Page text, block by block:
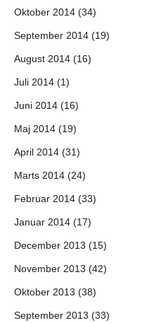
Oktober 2014 (34)
September 2014 (19)
August 2014 (16)
Juli 2014 (1)
Juni 2014 (16)
Maj 2014 (19)
April 2014 (31)
Marts 2014 (24)
Februar 2014 (33)
Januar 2014 (17)
December 2013 (15)
November 2013 (42)
Oktober 2013 (38)
September 2013 (33)